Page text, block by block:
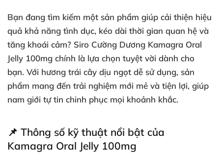
Bạn đang tìm kiếm một sản phẩm giúp cải thiện hiệu
quả khả năng tình dục, kéo dài thời gian quan hệ và
tăng khoái cảm? Siro Cường Dương Kamagra Oral
Jelly 100mg chính là lựa chọn tuyệt vời dành cho
bạn. Với hương trái cây dịu ngọt dễ sử dụng, sản
phẩm mang đến trải nghiệm mới mẻ và tiện lợi, giúp
nam giới tự tin chinh phục mọi khoảnh khắc.
📌 Thông số kỹ thuật nổi bật của
Kamagra Oral Jelly 100mg